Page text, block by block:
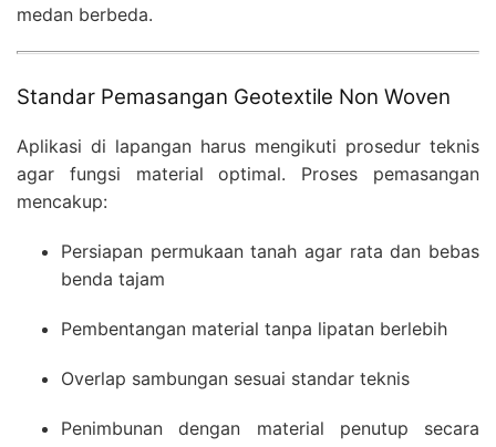
medan berbeda.
Standar Pemasangan Geotextile Non Woven
Aplikasi di lapangan harus mengikuti prosedur teknis
agar fungsi material optimal. Proses pemasangan
mencakup:
Persiapan permukaan tanah agar rata dan bebas
benda tajam
Pembentangan material tanpa lipatan berlebih
Overlap sambungan sesuai standar teknis
Penimbunan dengan material penutup secara